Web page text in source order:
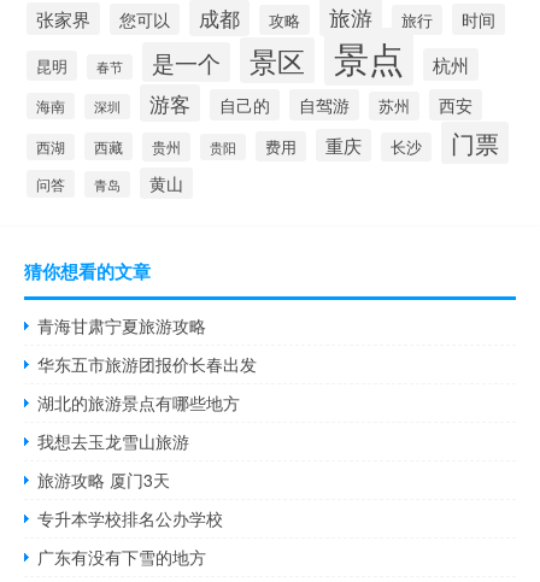
张家界 您可以 成都 攻略 旅游 旅行 时间
昆明 春节 是一个 景区 景点 杭州
海南 深圳 游客 自己的 自驾游 苏州 西安
西湖 西藏 贵州 贵阳 费用 重庆 长沙 门票
问答 青岛 黄山
猜你想看的文章
青海甘肃宁夏旅游攻略
华东五市旅游团报价长春出发
湖北的旅游景点有哪些地方
我想去玉龙雪山旅游
旅游攻略 厦门3天
专升本学校排名公办学校
广东有没有下雪的地方